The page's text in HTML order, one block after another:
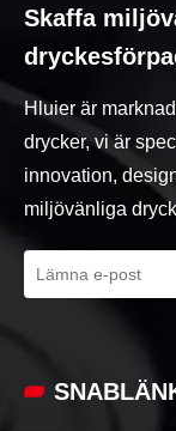
Skaffa
Hluier är
drycker, vi är
innovation,
miljövänliga